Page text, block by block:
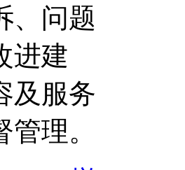
、问题
进建
及服务
理。